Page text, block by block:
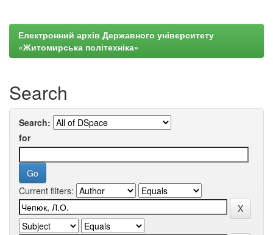
Електронний архів Державного університету
«Житомирська політехніка»
Search
Search:
for
Current filters: